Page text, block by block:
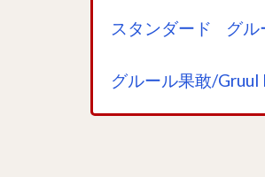
スタンダード グル
グルール果敢/Gruul